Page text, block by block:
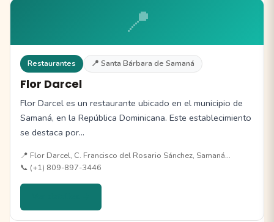
📍
Restaurantes 📍 Santa Bárbara de Samaná
Flor Darcel
Flor Darcel es un restaurante ubicado en el municipio de
Samaná, en la República Dominicana. Este establecimiento
se destaca por…
📍 Flor Darcel, C. Francisco del Rosario Sánchez, Samaná…
📞 (+1) 809-897-3446